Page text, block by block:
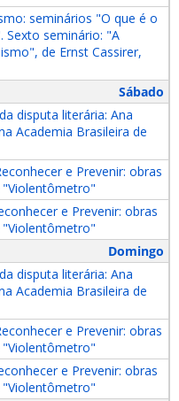
seminários "O que é o
Sexto seminário: "A
de Ernst Cassirer,
Sábado
disputa literária: Ana
Academia Brasileira de
e Prevenir: obras
e Prevenir: obras
Domingo
disputa literária: Ana
Academia Brasileira de
e Prevenir: obras
e Prevenir: obras